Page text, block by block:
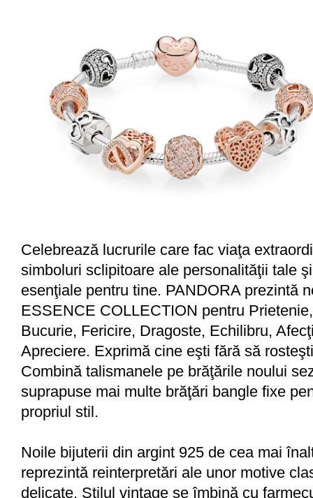
Celebrează lucrurile care fac viaţa
simboluri sclipitoare ale personalităţii tale
esenţiale pentru tine. PANDORA prezintă
ESSENCE COLLECTION pentru
Bucurie, Fericire, Dragoste, Echilibru,
Apreciere. Exprimă cine eşti fără să
Combină talismanele pe brăţările noului
suprapuse mai multe brăţări bangle fixe
propriul stil.
Noile bijuterii din argint 925 de cea mai
reprezintă reinterpretări ale unor motive
delicate. Stilul vintage se îmbină cu